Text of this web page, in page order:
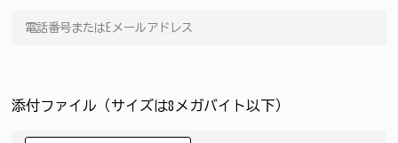
添付ファイル（サイズは8メガバイト以下）